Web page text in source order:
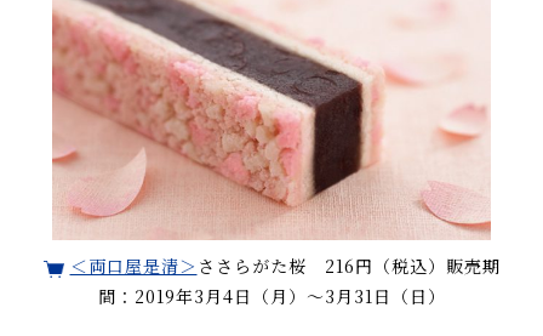
＜両口屋是清＞ ささらがた桜 216円（税込）販売期
間：2019年3月4日（月）～3月31日（日）